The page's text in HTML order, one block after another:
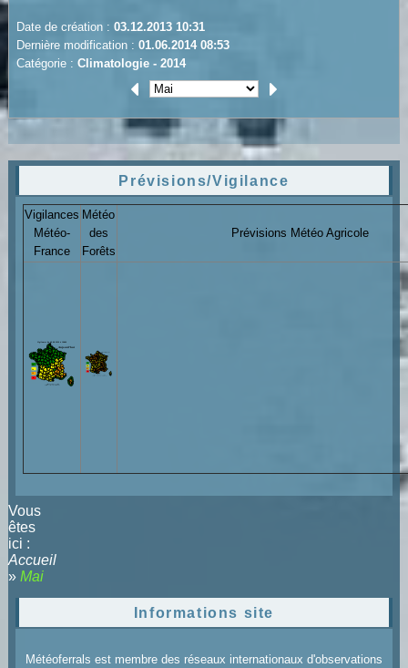
Date de création : 03.12.2013 10:31
Dernière modification : 01.06.2014 08:53
Catégorie : Climatologie - 2014
Prévisions/Vigilance
Vigilances
Météo-
France
Météo
des
Forêts
Prévisions Météo Agricole
Vous
êtes
ici :
Accueil
» Mai
Informations site
Météoferrals est membre des réseaux internationaux d'observations